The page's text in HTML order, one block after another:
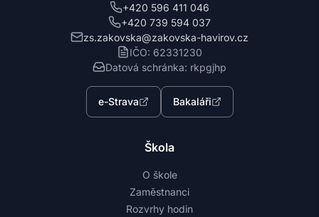
+420 596 411 046
+420 739 594 037
zs.zakovska@zakovska-havirov.cz
IČO: 62331230
Datová schránka: rkpgjhp
e-Strava Bakaláři
Škola
O škole
Zaměstnanci
Rozvrhy hodin